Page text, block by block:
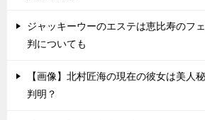
ジャッキーウーのエステは恵比寿のフ
判についても
【画像】北村匠海の現在の彼女は美人
判明？